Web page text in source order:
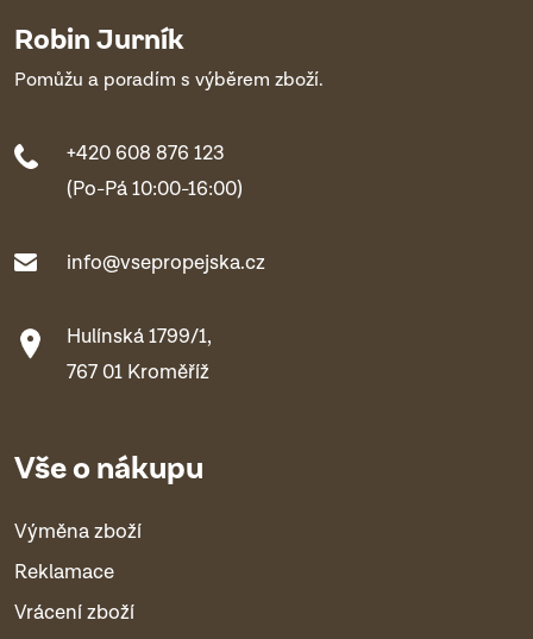
Robin Jurník
Pomůžu a poradím s výběrem zboží.
+420 608 876 123
(Po-Pá 10:00-16:00)
info@vsepropejska.cz
Hulínská 1799/1,
767 01 Kroměříž
Vše o nákupu
Výměna zboží
Reklamace
Vrácení zboží